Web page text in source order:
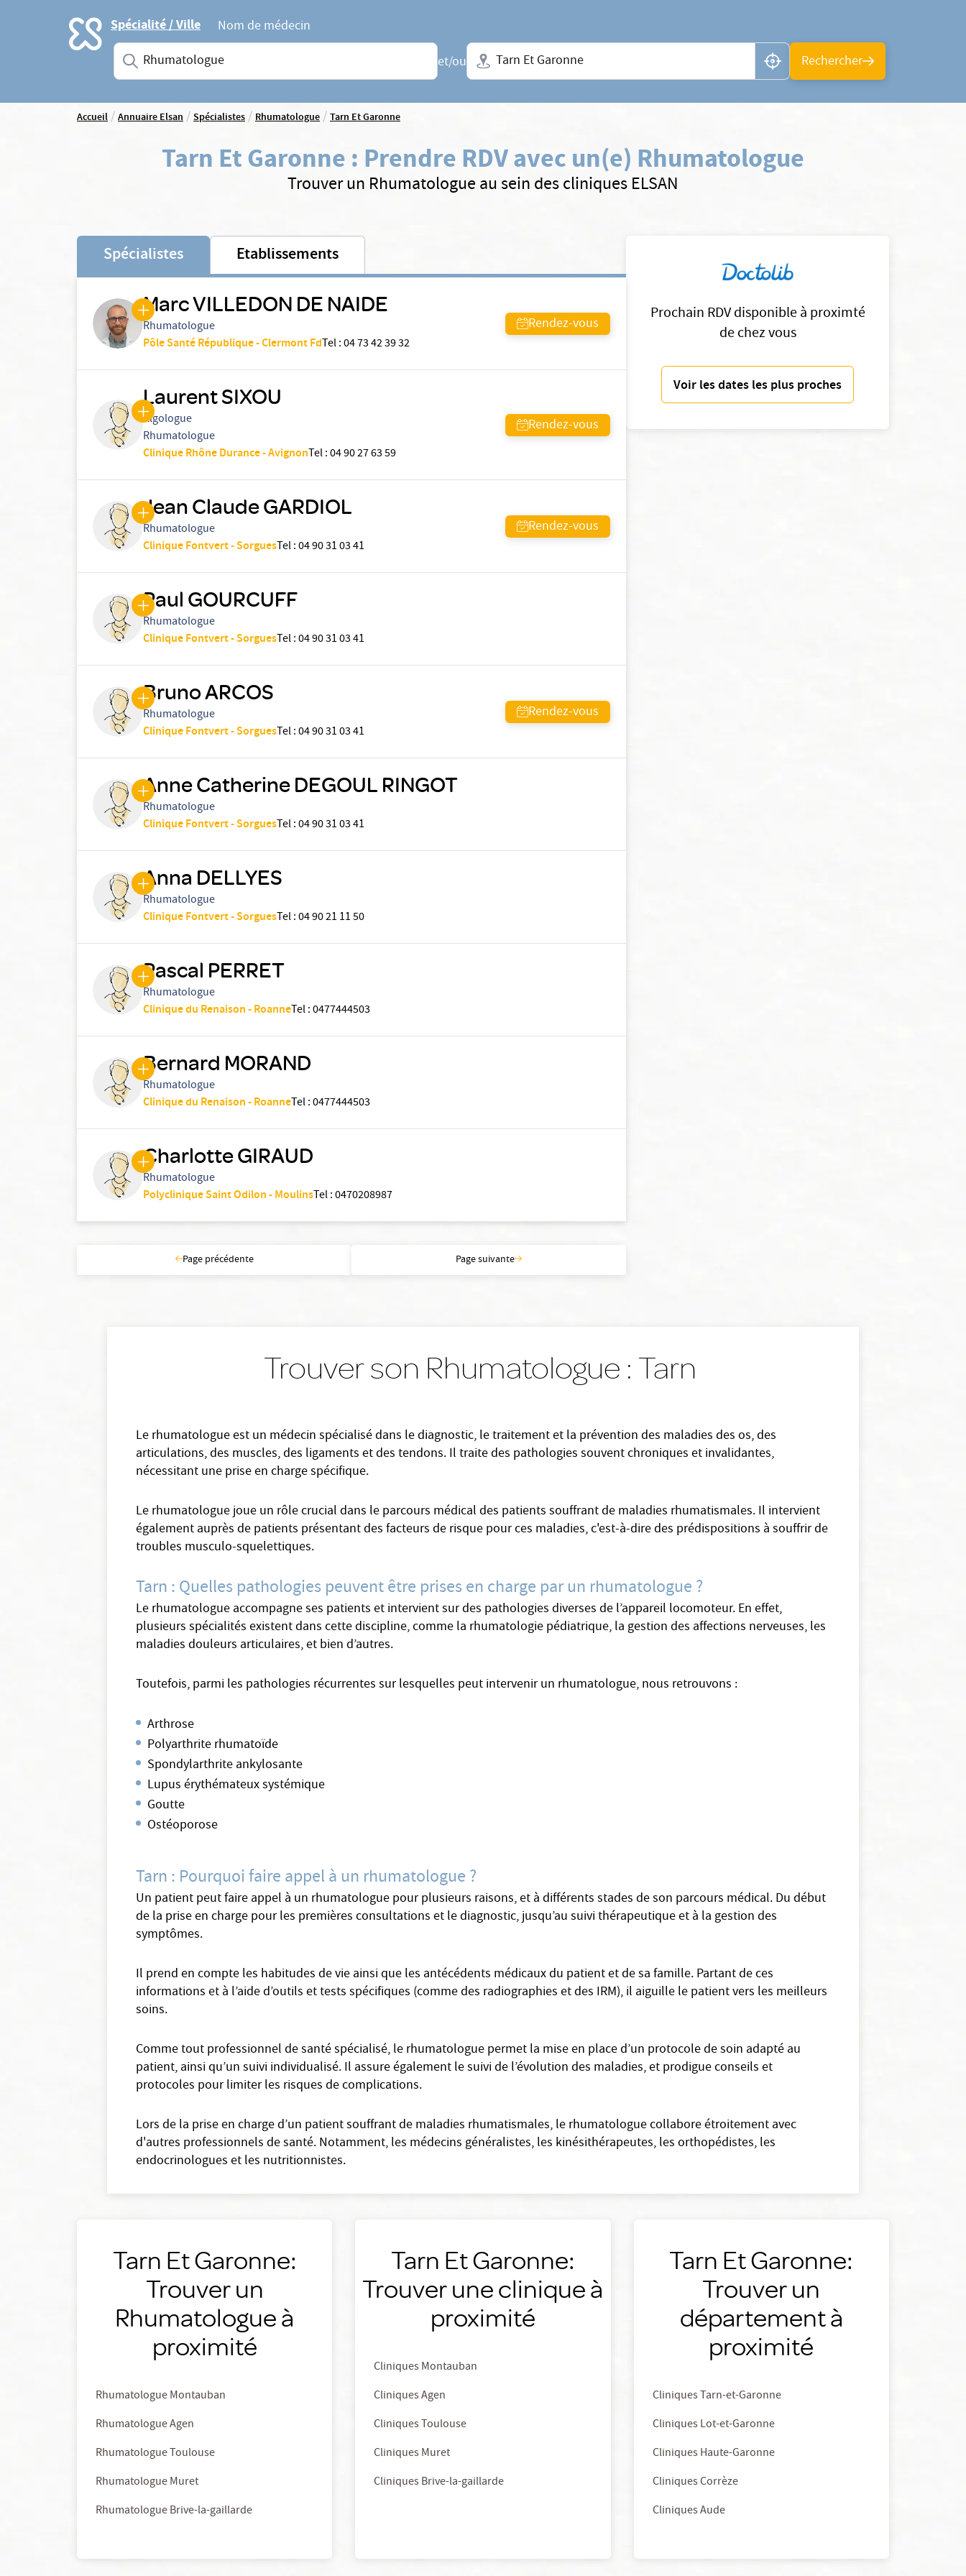
Accueil Spécialité / Ville
Nom de médecin
Saisissez une spécialité ou un service
et/ou
Ville + N° de département, région ou CP
Rechercher
Accueil/Annuaire Elsan/Spécialistes/Rhumatologue/Tarn Et Garonne
Tarn Et Garonne : Prendre RDV avec un(e) Rhumatologue
Trouver un Rhumatologue au sein des cliniques ELSAN
Prochain RDV disponible à proximté
de chez vous
Voir les dates les plus proches
Spécialistes Etablissements
Marc VILLEDON DE NAIDE
Rhumatologue
Pôle Santé République - Clermont FdTel:04 73 42 39 32
Rendez-vous
Laurent SIXOU
Algologue
Rhumatologue
Clinique Rhône Durance - AvignonTel:04 90 27 63 59
Rendez-vous
Jean Claude GARDIOL
Rhumatologue
Clinique Fontvert - SorguesTel:04 90 31 03 41
Rendez-vous
Paul GOURCUFF
Rhumatologue
Clinique Fontvert - SorguesTel:04 90 31 03 41
Bruno ARCOS
Rhumatologue
Clinique Fontvert - SorguesTel:04 90 31 03 41
Rendez-vous
Anne Catherine DEGOUL RINGOT
Rhumatologue
Clinique Fontvert - SorguesTel:04 90 31 03 41
Anna DELLYES
Rhumatologue
Clinique Fontvert - SorguesTel:04 90 21 11 50
Pascal PERRET
Rhumatologue
Clinique du Renaison - RoanneTel:0477444503
Bernard MORAND
Rhumatologue
Clinique du Renaison - RoanneTel:0477444503
Charlotte GIRAUD
Rhumatologue
Polyclinique Saint Odilon - MoulinsTel:0470208987
Page précédente Page suivante
Trouver son Rhumatologue : Tarn
Le rhumatologue est un médecin spécialisé dans le diagnostic, le traitement et la prévention des maladies des os, des
articulations, des muscles, des ligaments et des tendons. Il traite des pathologies souvent chroniques et invalidantes,
nécessitant une prise en charge spécifique.
Le rhumatologue joue un rôle crucial dans le parcours médical des patients souffrant de maladies rhumatismales. Il intervient
également auprès de patients présentant des facteurs de risque pour ces maladies, c'est-à-dire des prédispositions à souffrir de
troubles musculo-squelettiques.
Tarn : Quelles pathologies peuvent être prises en charge par un rhumatologue ?
Le rhumatologue accompagne ses patients et intervient sur des pathologies diverses de l’appareil locomoteur. En effet,
plusieurs spécialités existent dans cette discipline, comme la rhumatologie pédiatrique, la gestion des affections nerveuses, les
maladies douleurs articulaires, et bien d’autres.
Toutefois, parmi les pathologies récurrentes sur lesquelles peut intervenir un rhumatologue, nous retrouvons :
Arthrose
Polyarthrite rhumatoïde
Spondylarthrite ankylosante
Lupus érythémateux systémique
Goutte
Ostéoporose
Tarn : Pourquoi faire appel à un rhumatologue ?
Un patient peut faire appel à un rhumatologue pour plusieurs raisons, et à différents stades de son parcours médical. Du début
de la prise en charge pour les premières consultations et le diagnostic, jusqu’au suivi thérapeutique et à la gestion des
symptômes.
Il prend en compte les habitudes de vie ainsi que les antécédents médicaux du patient et de sa famille. Partant de ces
informations et à l’aide d’outils et tests spécifiques (comme des radiographies et des IRM), il aiguille le patient vers les meilleurs
soins.
Comme tout professionnel de santé spécialisé, le rhumatologue permet la mise en place d’un protocole de soin adapté au
patient, ainsi qu’un suivi individualisé. Il assure également le suivi de l’évolution des maladies, et prodigue conseils et
protocoles pour limiter les risques de complications.
Lors de la prise en charge d’un patient souffrant de maladies rhumatismales, le rhumatologue collabore étroitement avec
d'autres professionnels de santé. Notamment, les médecins généralistes, les kinésithérapeutes, les orthopédistes, les
endocrinologues et les nutritionnistes.
Tarn Et Garonne:
Trouver un
Rhumatologue à
proximité
Rhumatologue Montauban
Rhumatologue Agen
Rhumatologue Toulouse
Rhumatologue Muret
Rhumatologue Brive-la-gaillarde
Tarn Et Garonne:
Trouver une clinique à
proximité
Cliniques Montauban
Cliniques Agen
Cliniques Toulouse
Cliniques Muret
Cliniques Brive-la-gaillarde
Tarn Et Garonne:
Trouver un
département à
proximité
Cliniques Tarn-et-Garonne
Cliniques Lot-et-Garonne
Cliniques Haute-Garonne
Cliniques Corrèze
Cliniques Aude